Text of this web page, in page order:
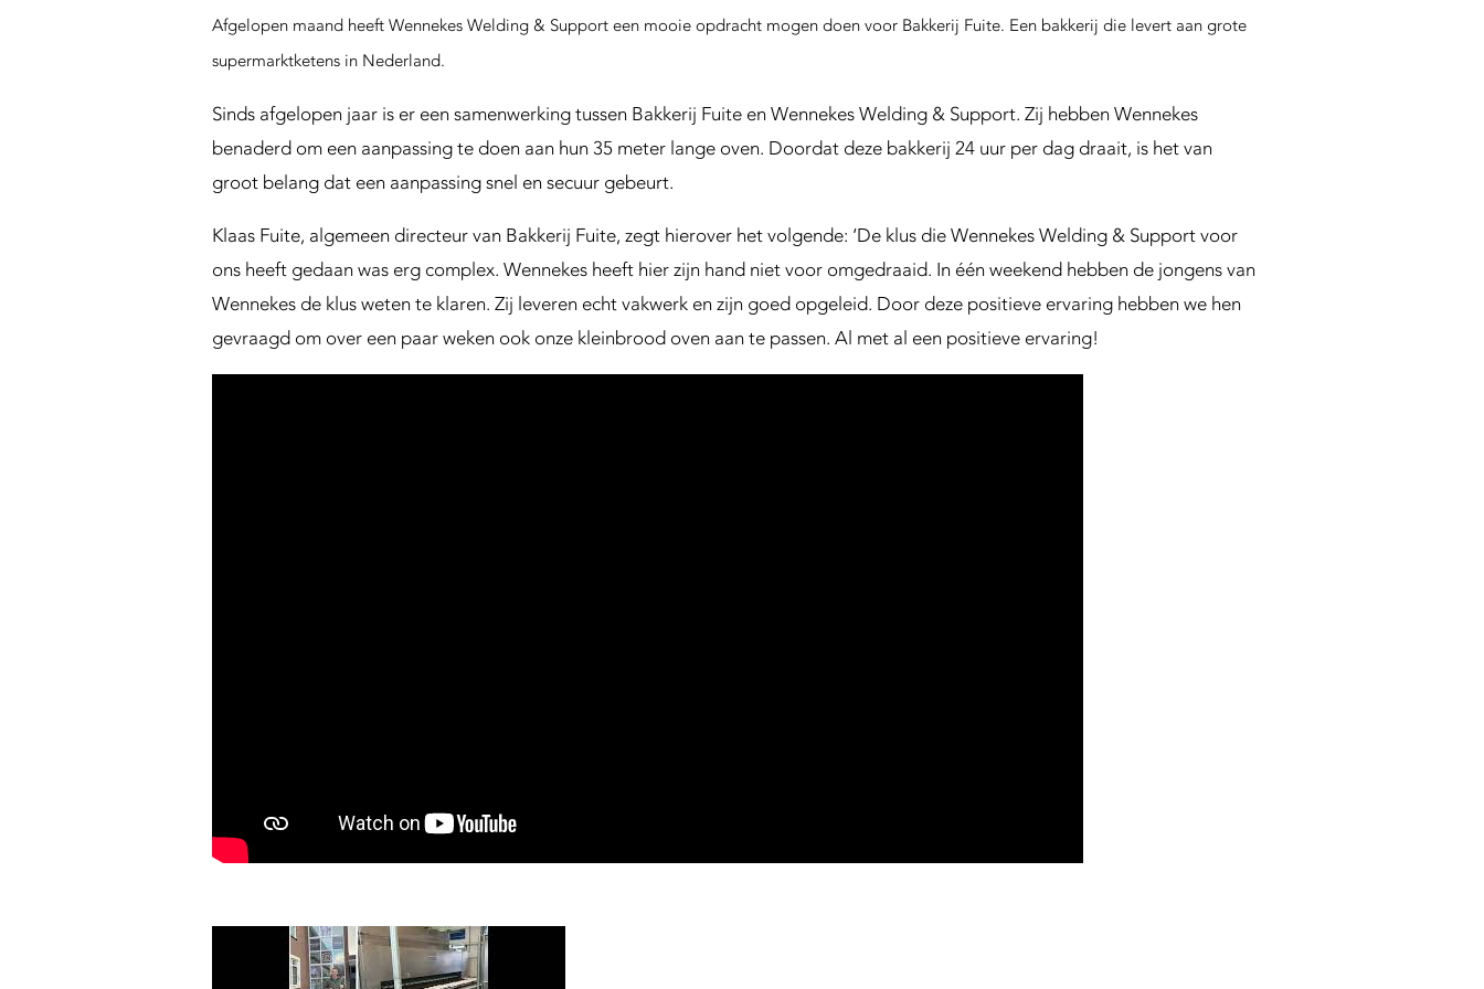
g
S
p
p
o
r
t
Afgelopen maand heeft Wennekes Welding & Support een mooie opdracht mogen doen voor Bakkerij Fuite. Een bakkerij die levert aan grote
supermarktketens in Nederland.
Sinds afgelopen jaar is er een samenwerking tussen Bakkerij Fuite en Wennekes Welding & Support. Zij hebben Wennekes
benaderd om een aanpassing te doen aan hun 35 meter lange oven. Doordat deze bakkerij 24 uur per dag draait, is het van
groot belang dat een aanpassing snel en secuur gebeurt.
Klaas Fuite, algemeen directeur van Bakkerij Fuite, zegt hierover het volgende: ‘De klus die Wennekes Welding & Support voor
ons heeft gedaan was erg complex. Wennekes heeft hier zijn hand niet voor omgedraaid. In één weekend hebben de jongens van
Wennekes de klus weten te klaren. Zij leveren echt vakwerk en zijn goed opgeleid. Door deze positieve ervaring hebben we hen
gevraagd om over een paar weken ook onze kleinbrood oven aan te passen. Al met al een positieve ervaring!